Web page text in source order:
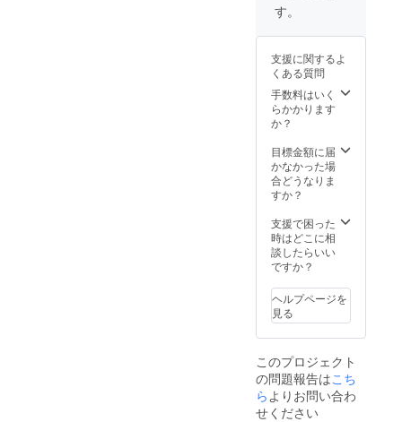
す。
支援に関するよ
くある質問
手数料はいく
らかかります
か？
目標金額に届
かなかった場
合どうなりま
すか？
支援で困った
時はどこに相
談したらいい
ですか？
ヘルプページを
見る
このプロジェクト
の問題報告はこち
ら よりお問い合わ
せください